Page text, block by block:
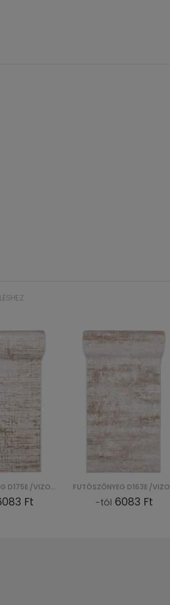
FUTÓSZŐNYEG D163E /VIZON PORTLAND CHODNIK - BIAŁY
Ft -tól 6083 Ft